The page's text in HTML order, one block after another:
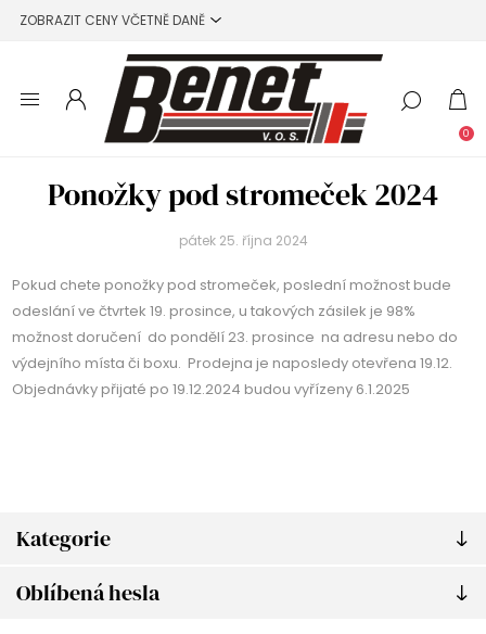
0
Kategorie
Oblíbená hesla
Ponožky pod stromeček 2024
pátek 25. října 2024
Pokud chete ponožky pod stromeček, poslední možnost bude
odeslání ve čtvrtek 19. prosince, u takových zásilek je 98%
možnost doručení do pondělí 23. prosince na adresu nebo do
výdejního místa či boxu. Prodejna je naposledy otevřena 19.12.
Objednávky přijaté po 19.12.2024 budou vyřízeny 6.1.2025